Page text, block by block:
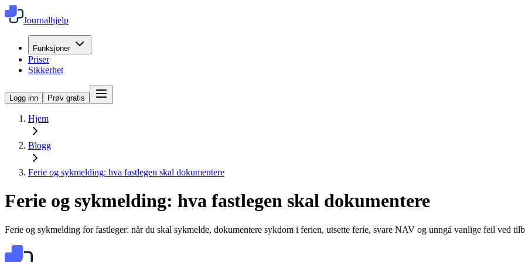
Journalhjelp
Funksjoner
Priser
Sikkerhet
Logg inn Prøv gratis
Hjem
Blogg
Ferie og sykmelding: hva fastlegen skal dokumentere
Ferie og sykmelding: hva fastlegen skal dokumentere
Ferie og sykmelding for fastleger: når du skal sykmelde, dokumentere sykdom i ferien, utsette ferie, svare NAV og unngå vanlige feil ved